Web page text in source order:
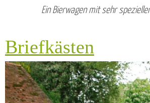
Ein Bierwagen mit sehr
Briefkästen